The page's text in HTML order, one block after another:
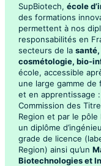
SupBiotech, école
des formations
permettent à nos
responsabilités en
secteurs de la
cosmétologie, bio-
école, accessible
une large gamme
et en apprentissage :
Commission des
Region et par le
un diplôme
grade de licence
Region) ainsi qu’un
Biotechnologies et